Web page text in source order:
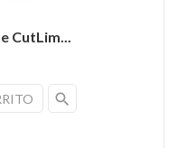
CutLim...
search